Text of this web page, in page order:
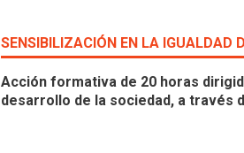
SENSIBILIZACIÓN EN LA IGUALDAD
Acción formativa de 20 horas
desarrollo de la sociedad, a través